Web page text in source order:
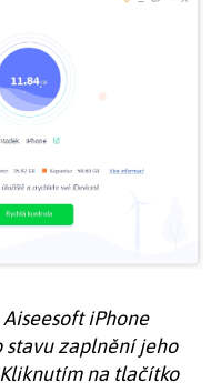
iPhone
zaplnění jeho
na tlačítko